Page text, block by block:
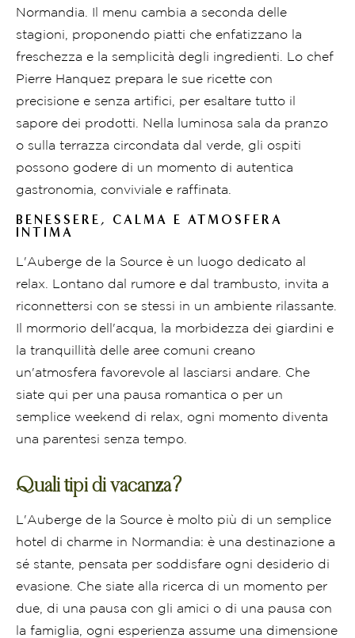
Normandia. Il menu cambia a seconda delle
stagioni, proponendo piatti che enfatizzano la
freschezza e la semplicità degli ingredienti. Lo chef
Pierre Hanquez prepara le sue ricette con
precisione e senza artifici, per esaltare tutto il
sapore dei prodotti. Nella luminosa sala da pranzo
o sulla terrazza circondata dal verde, gli ospiti
possono godere di un momento di autentica
gastronomia, conviviale e raffinata.
BENESSERE, CALMA E ATMOSFERA
INTIMA
L'Auberge de la Source è un luogo dedicato al
relax. Lontano dal rumore e dal trambusto, invita a
riconnettersi con se stessi in un ambiente rilassante.
Il mormorio dell'acqua, la morbidezza dei giardini e
la tranquillità delle aree comuni creano
un'atmosfera favorevole al lasciarsi andare. Che
siate qui per una pausa romantica o per un
semplice weekend di relax, ogni momento diventa
una parentesi senza tempo.
Quali tipi di vacanza?
L'Auberge de la Source è molto più di un semplice
hotel di charme in Normandia: è una destinazione a
sé stante, pensata per soddisfare ogni desiderio di
evasione. Che siate alla ricerca di un momento per
due, di una pausa con gli amici o di una pausa con
la famiglia, ogni esperienza assume una dimensione